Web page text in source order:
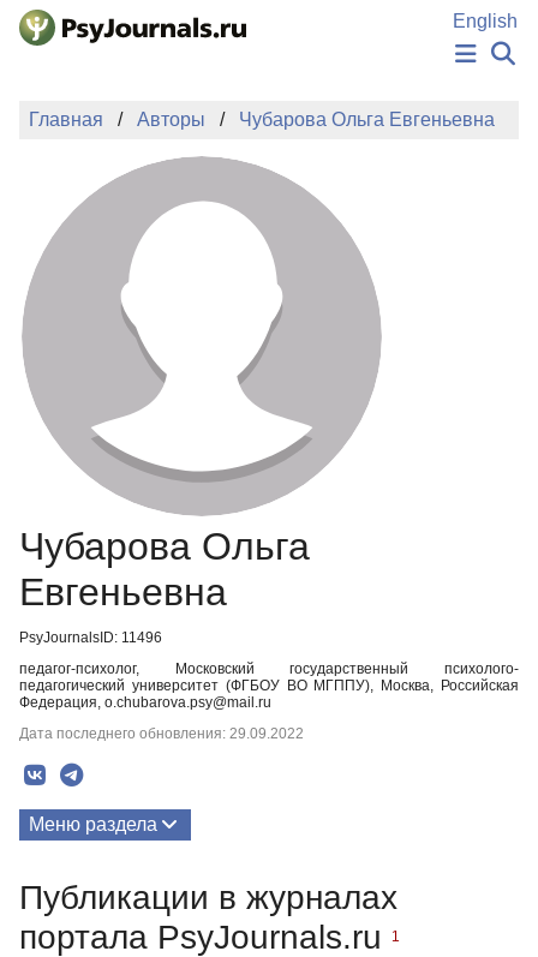
Перейти к основному содержанию
English
НОВОСТИ
АВТОРЫ
ПОДАТЬ РУКОПИСЬ
БАЗА ЗНАНИЙ
КЛЮЧЕВЫЕ СЛОВА
Регистрация
Главная Авторы Чубарова Ольга Евгеньевна
Чубарова Ольга
Евгеньевна
PsyJournalsID: 11496
педагог-психолог, Московский государственный психолого-
педагогический университет (ФГБОУ ВО МГППУ), Москва, Российская
Федерация, o.chubarova.psy@mail.ru
Дата последнего обновления: 29.09.2022
Меню раздела
Публикации в журналах
портала PsyJournals.ru
1